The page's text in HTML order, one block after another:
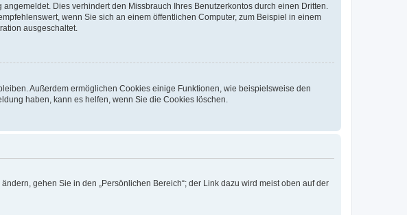
Dies verhindert den Missbrauch Ihres Benutzerkontos durch einen Dritten.
wenn Sie sich an einem öffentlichen Computer, zum Beispiel in einem
ausgeschaltet.
Außerdem ermöglichen Cookies einige Funktionen, wie beispielsweise den
haben, kann es helfen, wenn Sie die Cookies löschen.
gehen Sie in den „Persönlichen Bereich“; der Link dazu wird meist oben auf der